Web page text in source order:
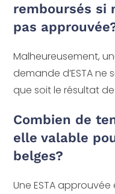
remboursés si
pas
Malheureusement,
demande d’ESTA
que soit le résultat
Combien de
elle valable
belges?
Une ESTA